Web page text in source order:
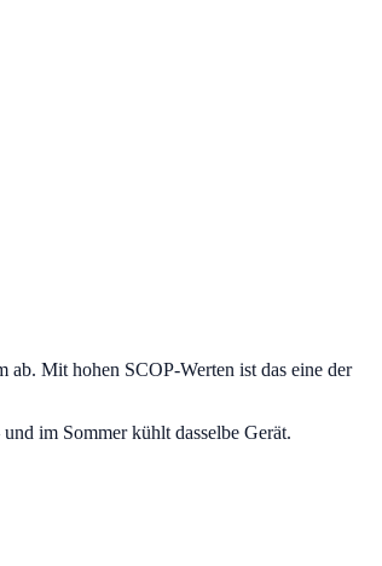
Mit hohen SCOP-Werten ist das eine der
im Sommer kühlt dasselbe Gerät.